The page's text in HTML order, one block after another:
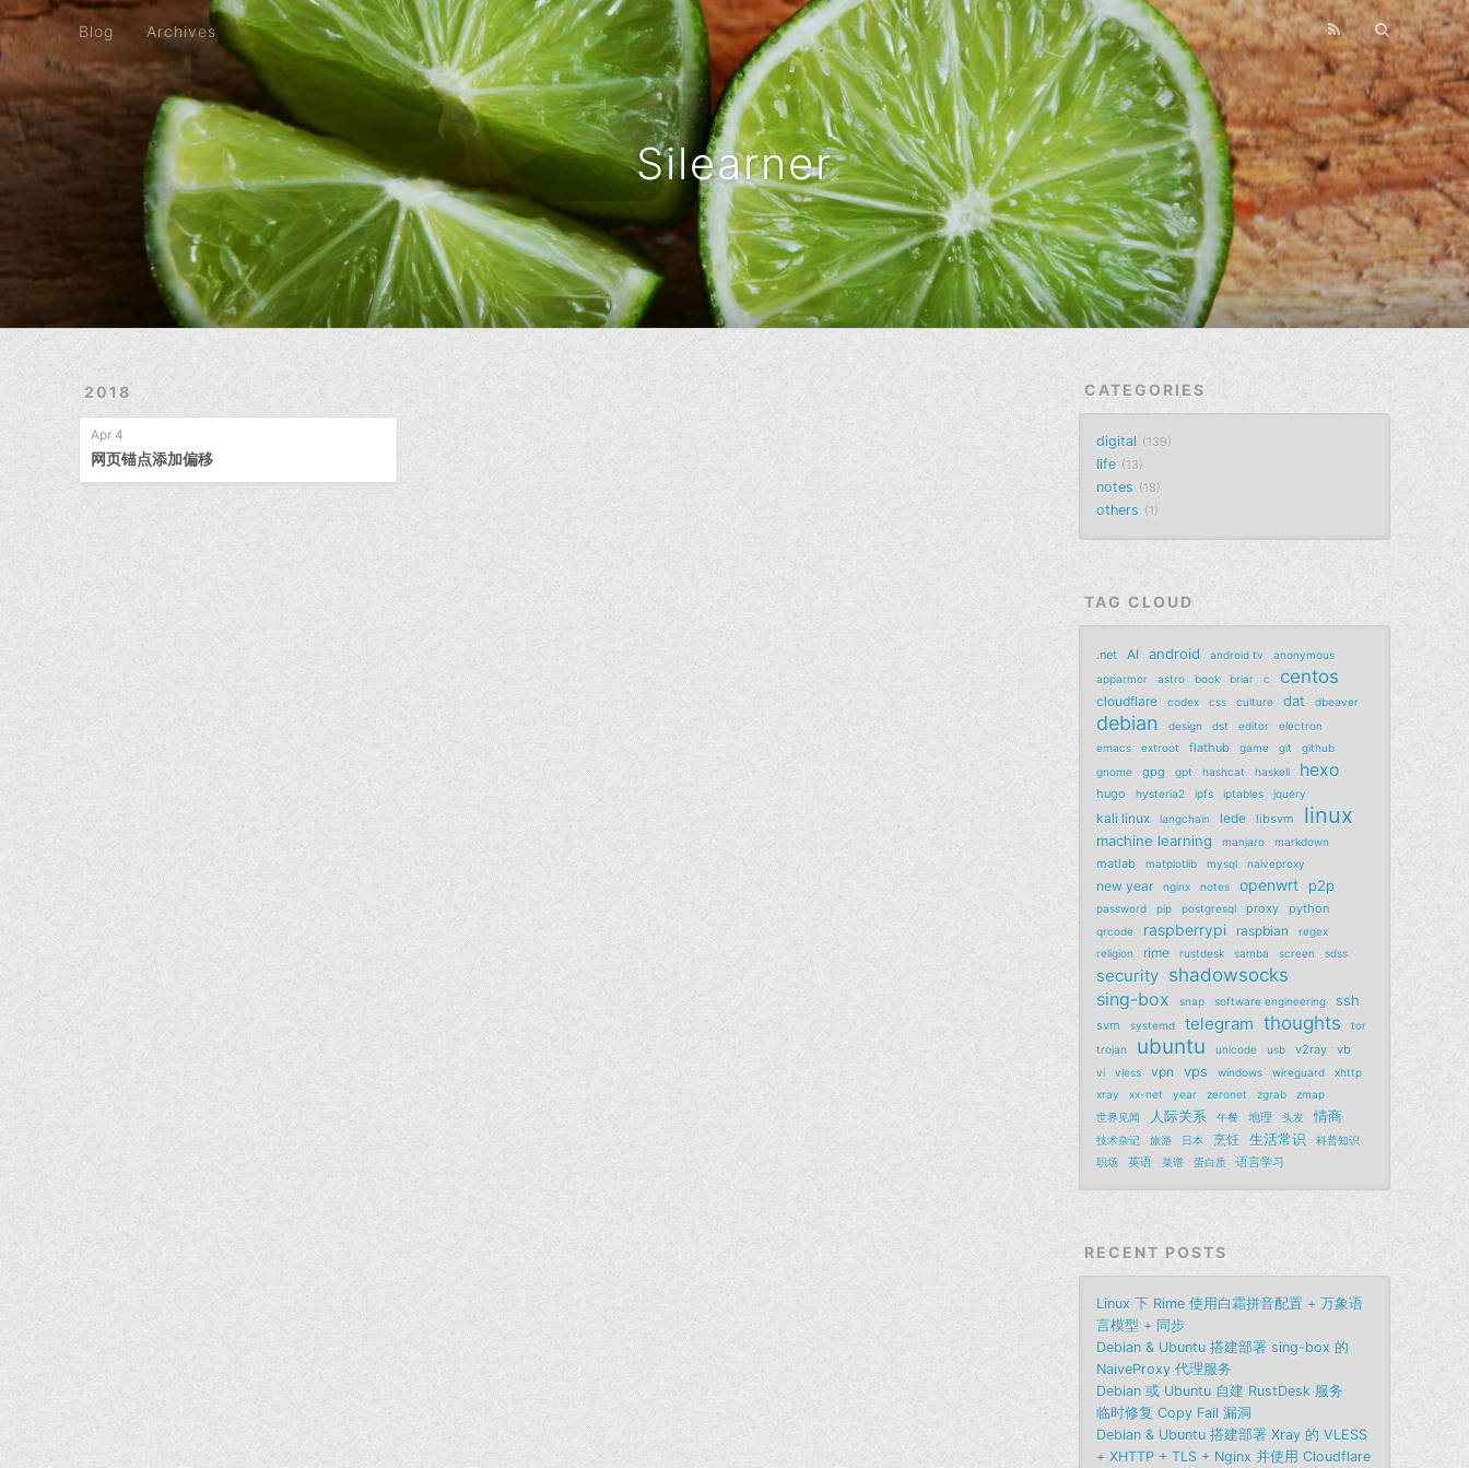
Silearner
Blog Archives
2018
Apr 4
网页锚点添加偏移
CATEGORIES
digital 139
life 13
notes 18
others 1
TAG CLOUD
.net AI android android tv
anonymous
apparmor
astro book briar c centos
cloudflare codex css culture dat dbeaver
debian design dst editor
electron
emacs
extroot flathub game git
github
gnome
gpg gpt hashcat haskell hexo
hugo hysteria2 ipfs iptables jquery
kali linux langchain lede libsvm linux
machine learning manjaro markdown
matlab matplotlib mysql naiveproxy
new year nginx notes openwrt p2p
password pip postgresql proxy python
qrcode raspberrypi raspbian
regex
religion
rime rustdesk samba screen sdss
security shadowsocks
sing-box
snap software engineering ssh
svm systemd telegram thoughts
tor
trojan
ubuntu unicode usb v2ray vb
vi vless vpn vps windows wireguard
xhttp
xray
xx-net year zeronet zgrab
zmap
世界见闻
人际关系 午餐 地理 头发 情商
技术杂记 旅游 日本 烹饪 生活常识
科普知识
职场
英语 菜谱 蛋白质 语言学习
RECENT POSTS
Linux 下 Rime 使用白霜拼音配置 + 万象语
言模型 + 同步
Debian & Ubuntu 搭建部署 sing-box 的
NaiveProxy 代理服务
Debian 或 Ubuntu 自建 RustDesk 服务
临时修复 Copy Fail 漏洞
Debian & Ubuntu 搭建部署 Xray 的 VLESS
+ XHTTP + TLS + Nginx 并使用 Cloudflare
Blog Archives